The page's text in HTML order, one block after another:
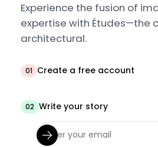
Experience the fusion of
expertise with Études—the
architectural.
01 Create a free account
02 Write your story